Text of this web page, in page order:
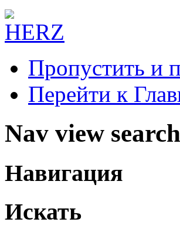
Пропустить и
Перейти к
Nav view search
Навигация
Искать